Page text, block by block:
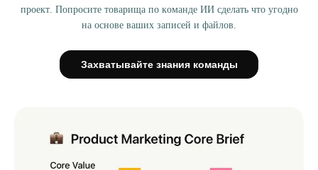
проект. Попросите товарища по команде ИИ сделать что угодно
на основе ваших записей и файлов.
Захватывайте знания команды